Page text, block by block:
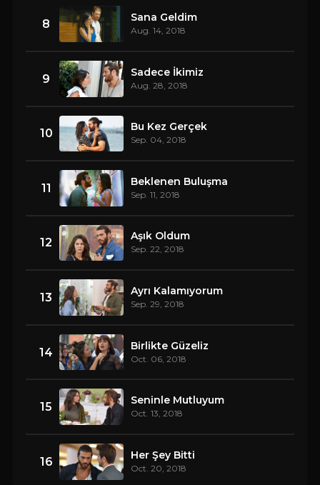
8 Sana Geldim
Aug. 14, 2018
9 Sadece İkimiz
Aug. 28, 2018
10 Bu Kez Gerçek
Sep. 04, 2018
11 Beklenen Buluşma
Sep. 11, 2018
12 Aşık Oldum
Sep. 22, 2018
13 Ayrı Kalamıyorum
Sep. 29, 2018
14 Birlikte Güzeliz
Oct. 06, 2018
15 Seninle Mutluyum
Oct. 13, 2018
16 Her Şey Bitti
Oct. 20, 2018